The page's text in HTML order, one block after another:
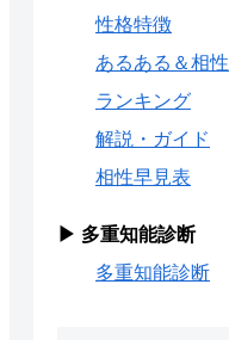
性格特徴
あるある＆相性
ランキング
解説・ガイド
相性早見表
▶ 多重知能診断
多重知能診断